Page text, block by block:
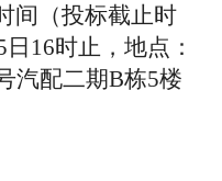
间（投标截止时
日 16时止，地点：
汽配二期B栋5楼